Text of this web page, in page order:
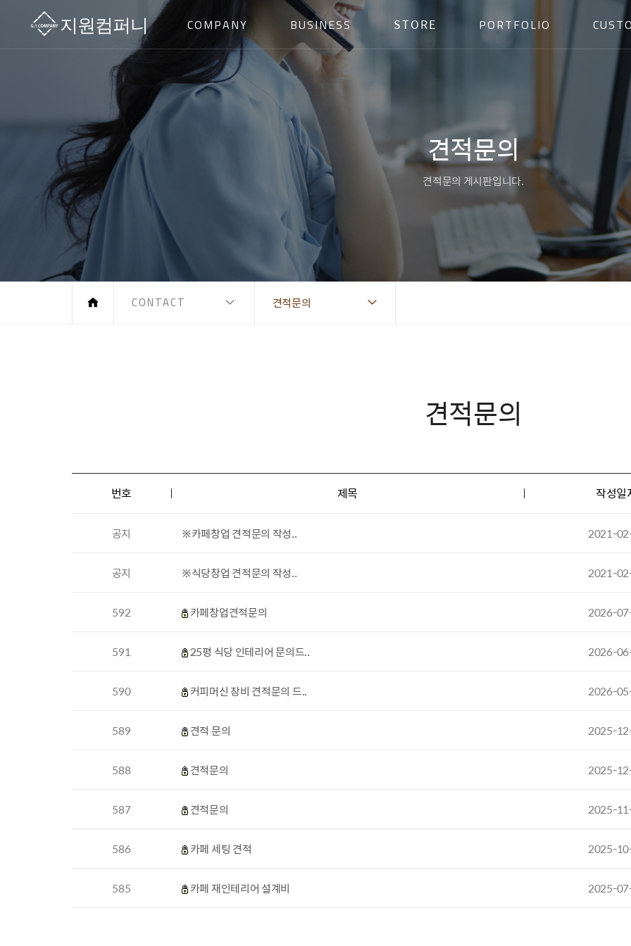
COMPANY BUSINESS STORE PORTFOLIO
견적문의
견적문의 게시판입니다.
CONTACT 견적문의
견적문의
번호 제목 작성일
공지 ※카페창업 견적문의 작성.. 2021-
공지 ※식당창업 견적문의 작성.. 2021-
592 카페창업견적문의 2026-
591 25평 식당 인테리어 문의드.. 2026-
590 커피머신 장비 견적문의 드.. 2026-
589 견적 문의 2025-
588 견적문의 2025-
587 견적문의 2025-
586 카페 세팅 견적 2025-
585 카페 재인테리어 설계비 2025-